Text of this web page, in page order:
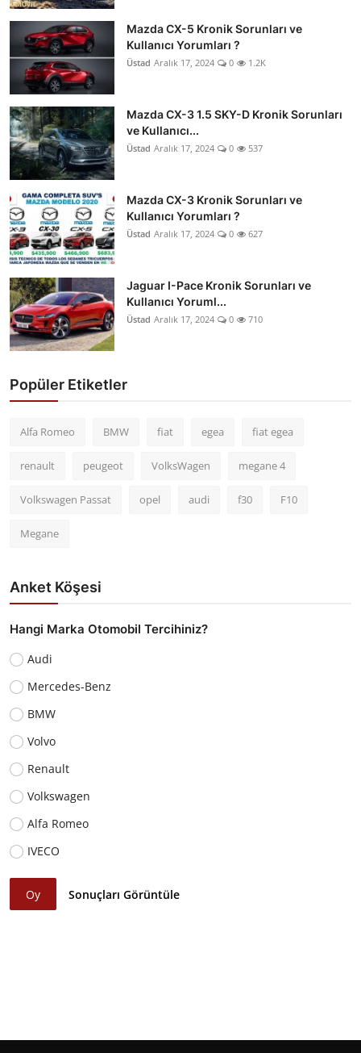
Mazda CX-5 Kronik Sorunları ve
Kullanıcı Yorumları ?
Üstad Aralık 17, 2024 0 1.2K
Mazda CX-3 1.5 SKY-D Kronik Sorunları
ve Kullanıcı...
Üstad Aralık 17, 2024 0 537
Mazda CX-3 Kronik Sorunları ve
Kullanıcı Yorumları ?
Üstad Aralık 17, 2024 0 627
Jaguar I-Pace Kronik Sorunları ve
Kullanıcı Yoruml...
Üstad Aralık 17, 2024 0 710
Popüler Etiketler
Alfa Romeo BMW fiat egea fiat egea
renault peugeot VolksWagen megane 4
Volkswagen Passat opel audi f30 F10
Megane
Anket Köşesi
Hangi Marka Otomobil Tercihiniz?
Audi
Mercedes-Benz
BMW
Volvo
Renault
Volkswagen
Alfa Romeo
IVECO
Oy Sonuçları Görüntüle